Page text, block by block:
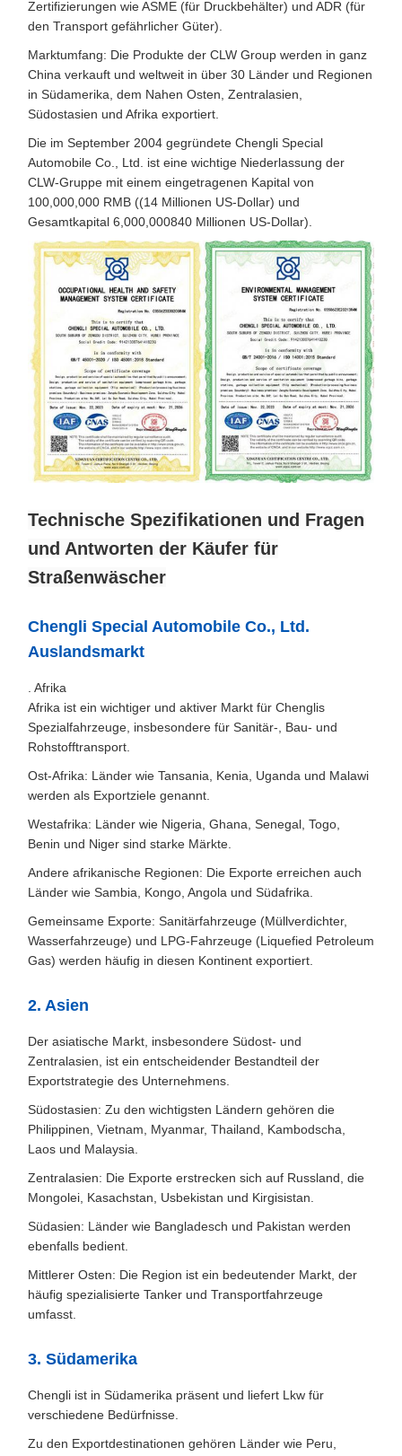
Zertifizierungen wie ASME (für Druckbehälter) und ADR (für
den Transport gefährlicher Güter).
Marktumfang: Die Produkte der CLW Group werden in ganz
China verkauft und weltweit in über 30 Länder und Regionen
in Südamerika, dem Nahen Osten, Zentralasien,
Südostasien und Afrika exportiert.
Die im September 2004 gegründete Chengli Special
Automobile Co., Ltd. ist eine wichtige Niederlassung der
CLW-Gruppe mit einem eingetragenen Kapital von
100,000,000 RMB ((14 Millionen US-Dollar) und
Gesamtkapital 6,000,000840 Millionen US-Dollar).
Technische Spezifikationen und Fragen
und Antworten der Käufer für
Straßenwäscher
Chengli Special Automobile Co., Ltd.
Auslandsmarkt
. Afrika
Afrika ist ein wichtiger und aktiver Markt für Chenglis
Spezialfahrzeuge, insbesondere für Sanitär-, Bau- und
Rohstofftransport.
Ost-Afrika: Länder wie Tansania, Kenia, Uganda und Malawi
werden als Exportziele genannt.
Westafrika: Länder wie Nigeria, Ghana, Senegal, Togo,
Benin und Niger sind starke Märkte.
Andere afrikanische Regionen: Die Exporte erreichen auch
Länder wie Sambia, Kongo, Angola und Südafrika.
Gemeinsame Exporte: Sanitärfahrzeuge (Müllverdichter,
Wasserfahrzeuge) und LPG-Fahrzeuge (Liquefied Petroleum
Gas) werden häufig in diesen Kontinent exportiert.
2. Asien
Der asiatische Markt, insbesondere Südost- und
Zentralasien, ist ein entscheidender Bestandteil der
Exportstrategie des Unternehmens.
Südostasien: Zu den wichtigsten Ländern gehören die
Philippinen, Vietnam, Myanmar, Thailand, Kambodscha,
Laos und Malaysia.
Zentralasien: Die Exporte erstrecken sich auf Russland, die
Mongolei, Kasachstan, Usbekistan und Kirgisistan.
Südasien: Länder wie Bangladesch und Pakistan werden
ebenfalls bedient.
Mittlerer Osten: Die Region ist ein bedeutender Markt, der
häufig spezialisierte Tanker und Transportfahrzeuge
umfasst.
3. Südamerika
Chengli ist in Südamerika präsent und liefert Lkw für
verschiedene Bedürfnisse.
Zu den Exportdestinationen gehören Länder wie Peru,